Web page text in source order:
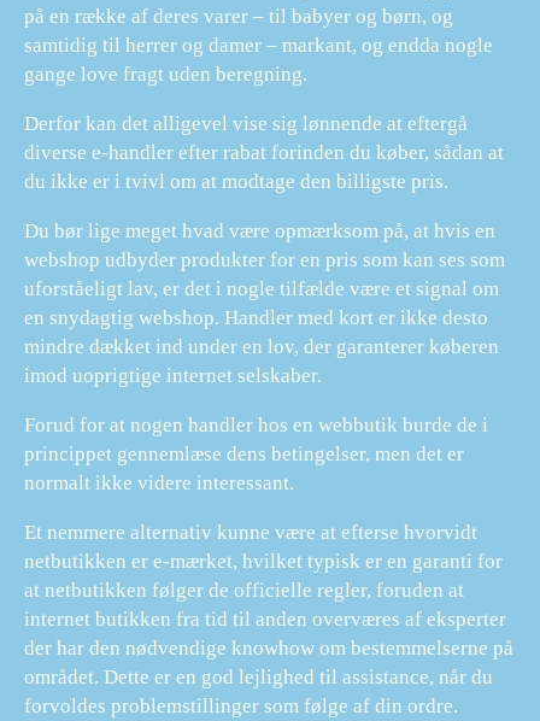
på en række af deres varer – til babyer og børn, og
samtidig til herrer og damer – markant, og endda nogle
gange love fragt uden beregning.
Derfor kan det alligevel vise sig lønnende at eftergå
diverse e-handler efter rabat forinden du køber, sådan at
du ikke er i tvivl om at modtage den billigste pris.
Du bør lige meget hvad være opmærksom på, at hvis en
webshop udbyder produkter for en pris som kan ses som
uforståeligt lav, er det i nogle tilfælde være et signal om
en snydagtig webshop. Handler med kort er ikke desto
mindre dækket ind under en lov, der garanterer køberen
imod uoprigtige internet selskaber.
Forud for at nogen handler hos en webbutik burde de i
princippet gennemlæse dens betingelser, men det er
normalt ikke videre interessant.
Et nemmere alternativ kunne være at efterse hvorvidt
netbutikken er e-mærket, hvilket typisk er en garanti for
at netbutikken følger de officielle regler, foruden at
internet butikken fra tid til anden overværes af eksperter
der har den nødvendige knowhow om bestemmelserne på
området. Dette er en god lejlighed til assistance, når du
forvoldes problemstillinger som følge af din ordre.